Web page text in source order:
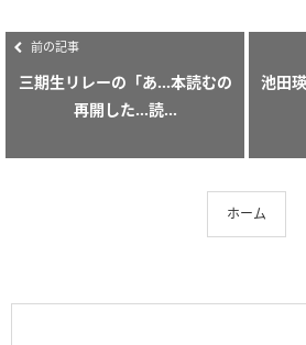
前の記事
三期生リレーの「あ…本読むの
再開した…読...
池田
ホーム